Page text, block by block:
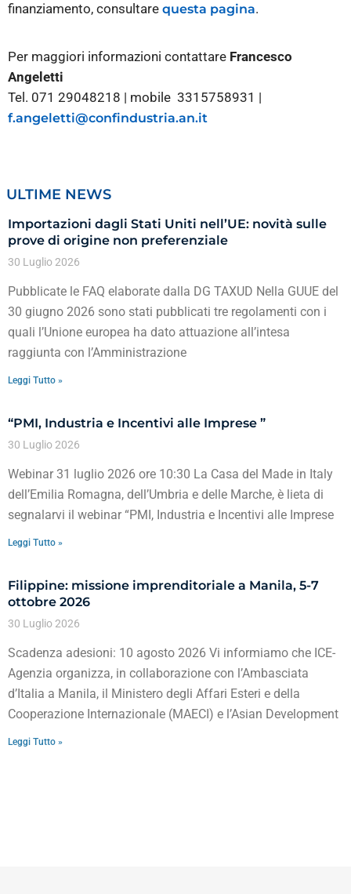
finanziamento, consultare questa pagina.
Per maggiori informazioni contattare Francesco
Angeletti
Tel. 071 29048218 | mobile 3315758931 |
f.angeletti@confindustria.an.it
ULTIME NEWS
Importazioni dagli Stati Uniti nell’UE: novità sulle
prove di origine non preferenziale
30 Luglio 2026
Pubblicate le FAQ elaborate dalla DG TAXUD Nella GUUE del
30 giugno 2026 sono stati pubblicati tre regolamenti con i
quali l’Unione europea ha dato attuazione all’intesa
raggiunta con l’Amministrazione
Leggi Tutto »
“PMI, Industria e Incentivi alle Imprese ”
30 Luglio 2026
Webinar 31 luglio 2026 ore 10:30 La Casa del Made in Italy
dell’Emilia Romagna, dell’Umbria e delle Marche, è lieta di
segnalarvi il webinar “PMI, Industria e Incentivi alle Imprese
Leggi Tutto »
Filippine: missione imprenditoriale a Manila, 5-7
ottobre 2026
30 Luglio 2026
Scadenza adesioni: 10 agosto 2026 Vi informiamo che ICE-
Agenzia organizza, in collaborazione con l’Ambasciata
d’Italia a Manila, il Ministero degli Affari Esteri e della
Cooperazione Internazionale (MAECI) e l’Asian Development
Leggi Tutto »